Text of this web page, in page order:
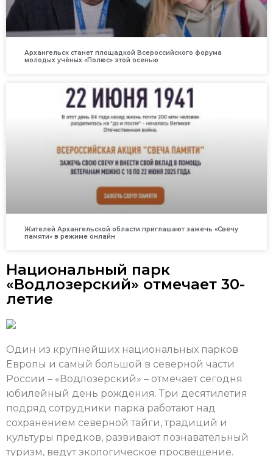
Архангельск станет площадкой Всероссийского форума
молодых учёных «Полюс» этой осенью
Жителей Архангельской области приглашают зажечь «Свечу
памяти» в режиме онлайн
Национальный парк
«Водлозерский» отмечает 30-
летие
Один из крупнейших национальных парков
Европы и самый большой в северной части
России – «Водлозерский» – отмечает сегодня
юбилейный день рождения. Три десятилетия
подряд сотрудники парка работают над
сохранением северной тайги, традиций и
культуры предков, развивают познавательный
туризм, ведут экологическое просвещение.